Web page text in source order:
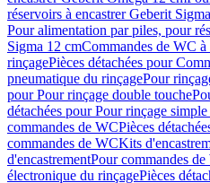
réservoirs à encastrer Geberit
Pour alimentation par piles, pour
Sigma 12 cmCommandes de WC
rinçagePièces détachées pour
pneumatique du rinçagePour
pour Pour rinçage double touche
détachées pour Pour rinçage
commandes de WCPièces
commandes de WCKits
d'encastrementPour commandes
électronique du rinçagePièces